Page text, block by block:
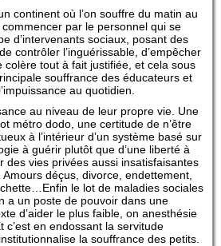
continent où l’on souffre du matin au
par le personnel qui se
d’intervenants sociaux, posant des
contrôler l’inguérissable, d’empêcher
colère tout à fait justifiée, et cela sous
souffrance des éducateurs et
au quotidien.
au niveau de leur propre vie. Une
métro dodo, une certitude de n’être
à l’intérieur d’un système basé sur
à guérir plutôt que d’une liberté à
des vies privées aussi insatisfaisantes
déçus, divorce, endettement,
le lot de maladies sociales
a un poste de pouvoir dans une
d’aider le plus faible, on anesthésie
c’est en endossant la servitude
la souffrance des petits.